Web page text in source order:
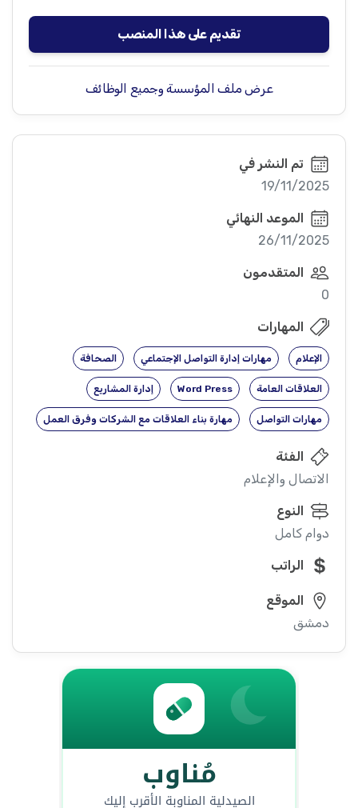
تقديم على هذا المنصب
عرض ملف المؤسسة وجميع الوظائف
تم النشر في
19/11/2025
الموعد النهائي
26/11/2025
المتقدمون
0
المهارات
الإعلام مهارات إدارة التواصل الإجتماعي الصحافة
العلاقات العامة Word Press إدارة المشاريع
مهارات التواصل مهارة بناء العلاقات مع الشركات وفرق العمل
الفئة
الاتصال والإعلام
النوع
دوام كامل
الراتب
الموقع
دمشق